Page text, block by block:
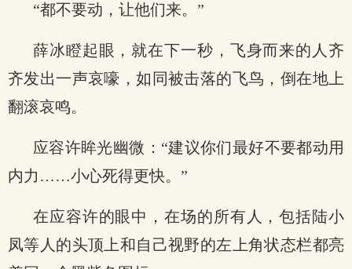
“都不要动，让他们来。”
薛冰瞪起眼，就在下一秒，飞身而来的人齐
齐发出一声哀嚎，如同被击落的飞鸟，倒在地上
翻滚哀鸣。
应容许眸光幽微：“建议你们最好不要都动用
内力……小心死得更快。”
在应容许的眼中，在场的所有人，包括陆小
凤等人的头顶上和自己视野的左上角状态栏都亮